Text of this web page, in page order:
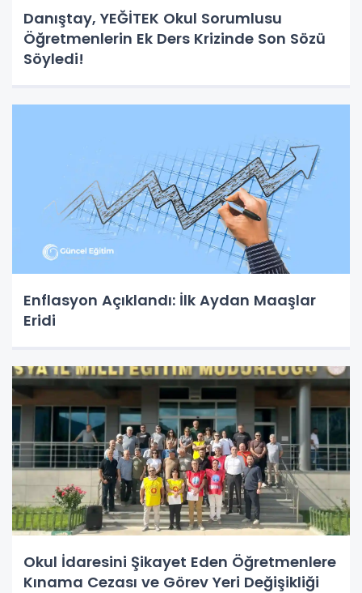
Danıştay, YEĞİTEK Okul Sorumlusu
Öğretmenlerin Ek Ders Krizinde Son Sözü
Söyledi!
Enflasyon Açıklandı: İlk Aydan Maaşlar
Eridi
Okul İdaresini Şikayet Eden Öğretmenlere
Kınama Cezası ve Görev Yeri Değişikliği